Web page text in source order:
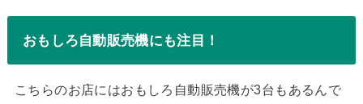
おもしろ自動販売機にも注目！
こちらのお店にはおもしろ自動販売機が3台もあるんで